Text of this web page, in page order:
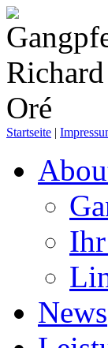
Startseite |
News